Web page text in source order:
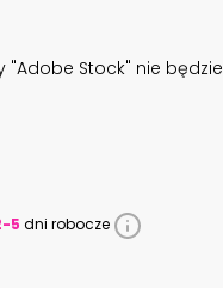
"Adobe Stock" nie będzie
5 dni robocze